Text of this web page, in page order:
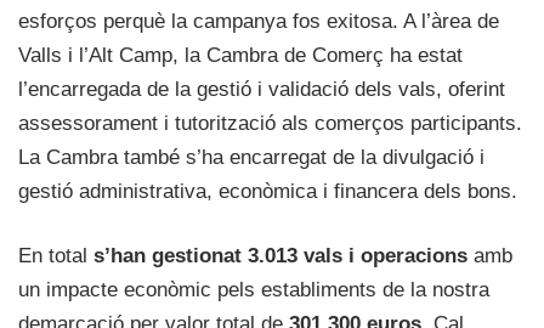
esforços perquè la campanya fos exitosa. A l’àrea de
Valls i l’Alt Camp, la Cambra de Comerç ha estat
l’encarregada de la gestió i validació dels vals, oferint
assessorament i tutorització als comerços participants.
La Cambra també s’ha encarregat de la divulgació i
gestió administrativa, econòmica i financera dels bons.
En total s’han gestionat 3.013 vals i operacions amb
un impacte econòmic pels establiments de la nostra
demarcació per valor total de 301.300 euros. Cal